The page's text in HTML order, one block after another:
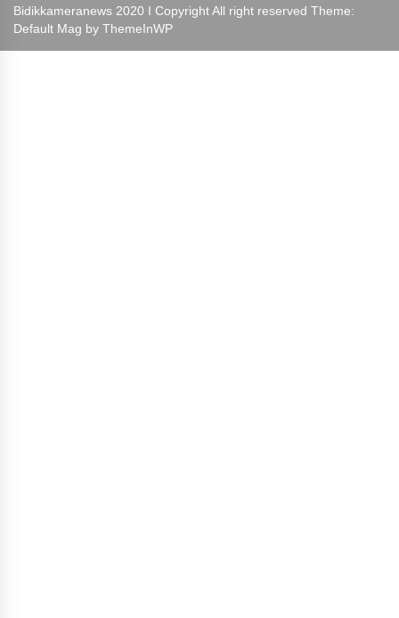
Bidikkameranews 2020 I Copyright All right reserved Theme:
Default Mag by ThemeInWP